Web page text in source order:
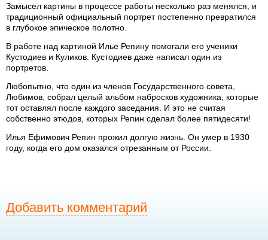
Замысел картины в процессе работы несколько раз менялся, и
традиционный официальный портрет постепенно превратился
в глубокое эпическое полотно.
В работе над картиной Илье Репину помогали его ученики
Кустодиев и Куликов. Кустодиев даже написал один из
портретов.
Любопытно, что один из членов Государственного совета,
Любимов, собрал целый альбом набросков художника, которые
тот оставлял после каждого заседания. И это не считая
собственно этюдов, которых Репин сделал более пятидесяти!
Илья Ефимович Репин прожил долгую жизнь. Он умер в 1930
году, когда его дом оказался отрезанным от России.
Добавить комментарий